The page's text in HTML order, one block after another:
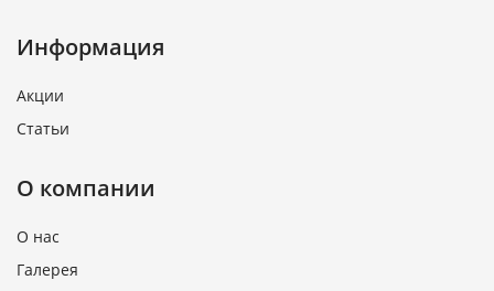
Информация
Акции
Статьи
О компании
О нас
Галерея